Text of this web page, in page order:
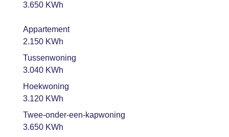
3.650 KWh
Appartement
2.150 KWh
Tussenwoning
3.040 KWh
Hoekwoning
3.120 KWh
Twee-onder-een-kapwoning
3.650 KWh